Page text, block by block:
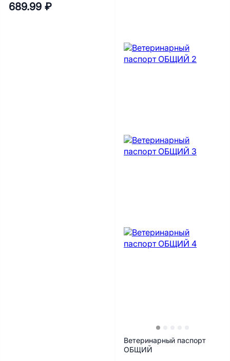
различной этиологии,
689.99 ₽
Ветеринарный паспорт
ОБЩИЙ